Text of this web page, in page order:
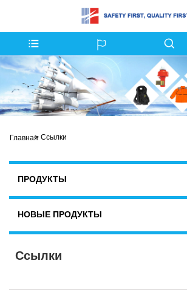
Главная
> Ссылки
ПРОДУКТЫ
НОВЫЕ ПРОДУКТЫ
Ссылки